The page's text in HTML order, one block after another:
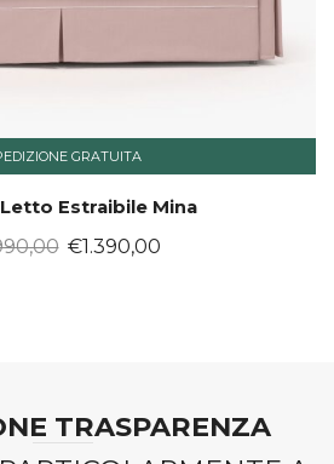
GRATUITA
Estraibile Mina
Il
€1.390,00Il
TRASPARENZA